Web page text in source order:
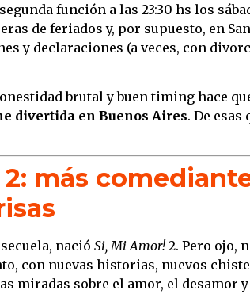
función a las 23:30 hs los
de feriados y, por supuesto, en
y declaraciones (a veces, con
brutal y buen timing hace
divertida en Buenos Aires. De esas
2: más
nació Si, Mi Amor! 2. Pero ojo,
con nuevas historias, nuevos
miradas sobre el amor, el desamor